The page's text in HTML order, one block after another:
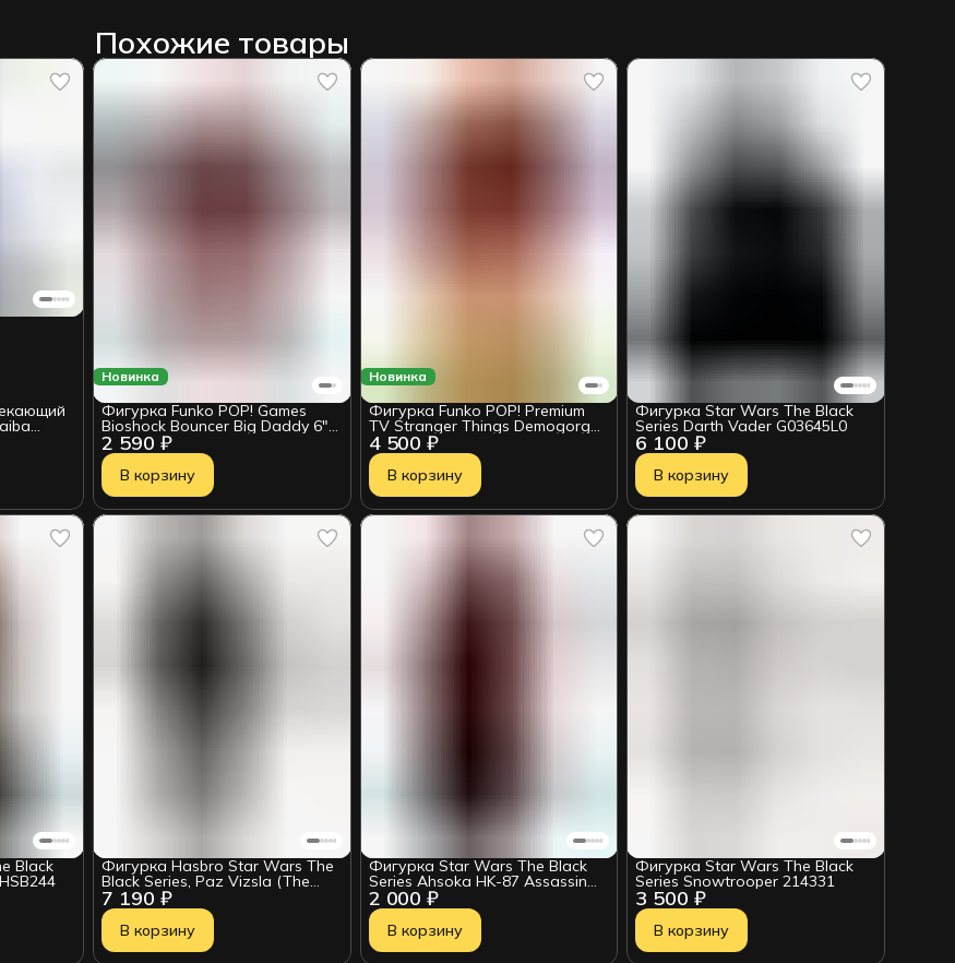
Похожие товары
Новинка
2 590 ₽
Фигурка Funko POP! Games
Bioshock Bouncer Big Daddy 6"
(1145) 90832
В корзину
Новинка
4 500 ₽
Фигурка Funko POP! Premium
TV Stranger Things Demogorgon
(On Fire) (Exc) (1831) 88400
В корзину
6 100 ₽
Фигурка Star Wars The Black
Series Darth Vader G03645L0
В корзину
Black
7 190 ₽
Фигурка Hasbro Star Wars The
Black Series, Paz Vizsla (The
Mandalorian) 5010996204004
В корзину
2 000 ₽
Фигурка Star Wars The Black
Series Ahsoka HK-87 Assassin
Droid 212092
В корзину
3 500 ₽
Фигурка Star Wars The Black
Series Snowtrooper 214331
В корзину